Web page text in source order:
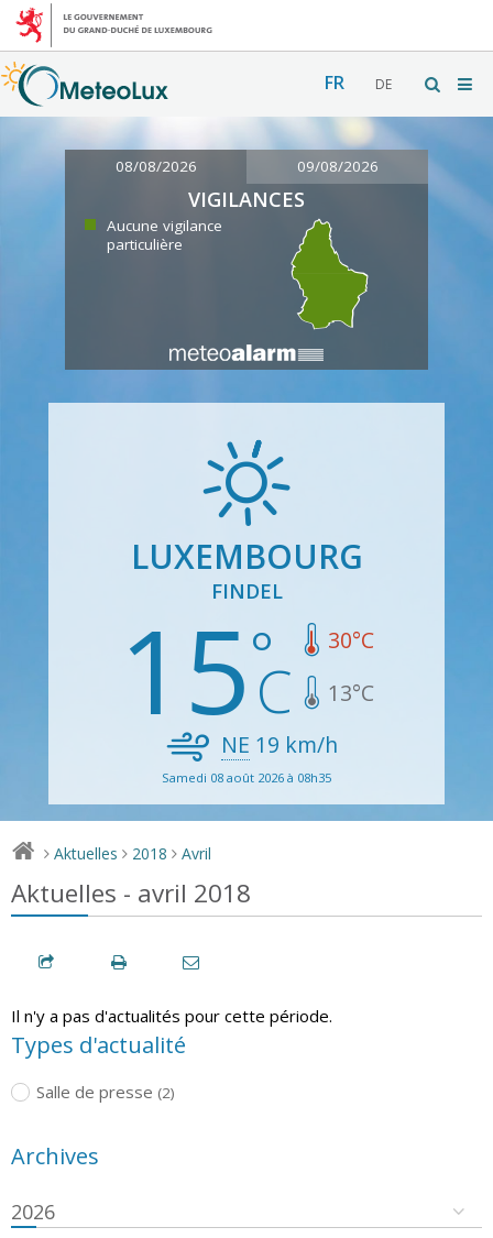
FR DE
08/08/2026 09/08/2026
VIGILANCES
Aucune vigilance
particulière
LUXEMBOURG
FINDEL
15 30°C
13°C
NE 19 km/h
Samedi 08 août 2026 à 08h35
> Aktuelles > 2018 > Avril
Aktuelles - avril 2018
Il n'y a pas d'actualités pour cette période.
Types d'actualité
Salle de presse (2)
Archives
2026